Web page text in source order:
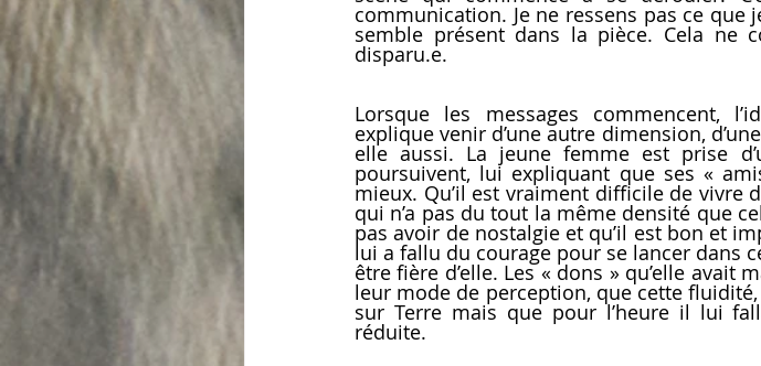
communication. Je ne ressens pas ce que
semble présent dans la pièce. Cela ne
disparu.e.
Lorsque les messages commencent,
explique venir d’une autre dimension,
elle aussi. La jeune femme est prise
poursuivent, lui expliquant que ses «
mieux. Qu’il est vraiment difficile de
qui n’a pas du tout la même densité que
pas avoir de nostalgie et qu’il est bon et
lui a fallu du courage pour se lancer dans
être fière d’elle. Les « dons » qu’elle avait
leur mode de perception, que cette
sur Terre mais que pour l’heure il lui
réduite.